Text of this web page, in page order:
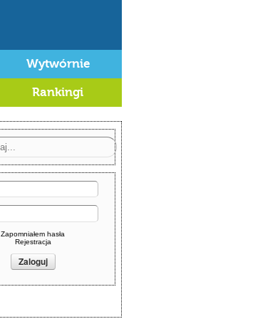
Wytwórnie
Rankingi
Zapomniałem hasła
Rejestracja